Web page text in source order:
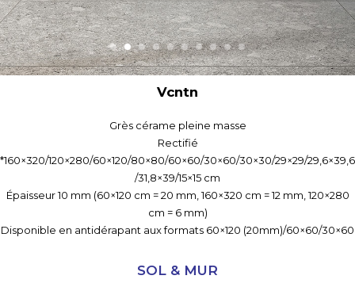
Vcntn
Grès cérame pleine masse
Rectifié
*160×320/120×280/60×120/80×80/60×60/30×60/30×30/29×29/29,6×39,6
/31,8×39/15×15 cm
Épaisseur 10 mm (60×120 cm = 20 mm, 160×320 cm = 12 mm, 120×280
cm = 6 mm)
Disponible en antidérapant aux formats 60×120 (20mm)/60×60/30×60
SOL & MUR